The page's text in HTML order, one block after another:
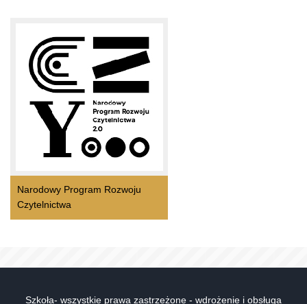
Narodowy Program Rozwoju
Czytelnictwa
Szkoła- wszystkie prawa zastrzeżone - wdrożenie i obsługa